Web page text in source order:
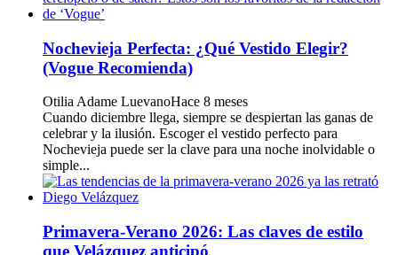
Nochevieja Perfecta: ¿Qué Vestido Elegir?
(Vogue Recomienda)
Otilia Adame LuevanoHace 8 meses
Cuando diciembre llega, siempre se despiertan las ganas de
celebrar y la ilusión. Escoger el vestido perfecto para
Nochevieja puede ser la clave para una noche inolvidable o
simple...
Primavera-Verano 2026: Las claves de estilo
que Velázquez anticipó